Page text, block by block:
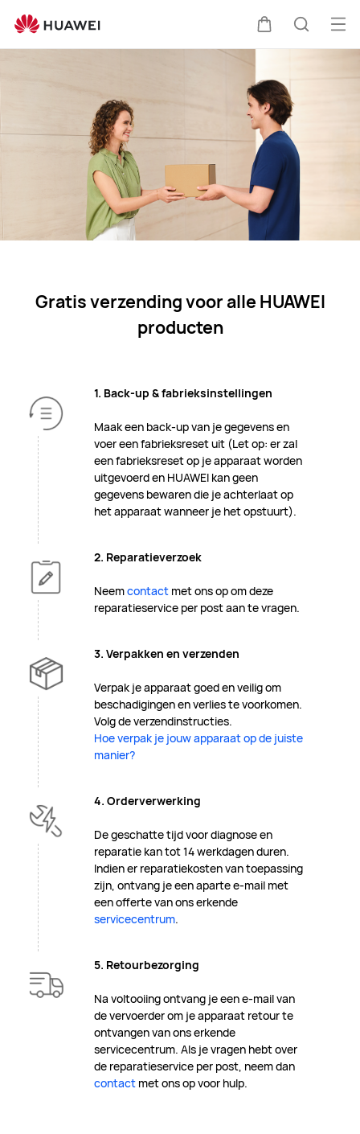
per
post
Kar Zoeken
Gratis verzending voor alle HUAWEI
producten
1. Back-up & fabrieksinstellingen
Maak een back-up van je gegevens en
voer een fabrieksreset uit (Let op: er zal
een fabrieksreset op je apparaat worden
uitgevoerd en HUAWEI kan geen
gegevens bewaren die je achterlaat op
het apparaat wanneer je het opstuurt).
2. Reparatieverzoek
Neemcontactmet ons op om deze
reparatieservice per post aan te vragen.
3. Verpakken en verzenden
Verpak je apparaat goed en veilig om
beschadigingen en verlies te voorkomen.
Volg de verzendinstructies.
Hoe verpak je jouw apparaat op de juiste
manier?
4. Orderverwerking
De geschatte tijd voor diagnose en
reparatie kan tot 14 werkdagen duren.
Indien er reparatiekosten van toepassing
zijn, ontvang je een aparte e-mail met
een offerte van ons erkende
servicecentrum.
5. Retourbezorging
Na voltooiing ontvang je een e-mail van
de vervoerder om je apparaat retour te
ontvangen van ons erkende
servicecentrum. Als je vragen hebt over
de reparatieservice per post, neem dan
contactmet ons op voor hulp.